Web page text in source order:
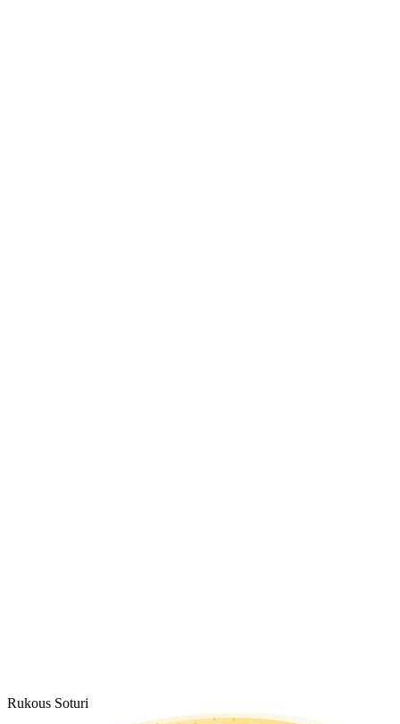
Rukous Soturi